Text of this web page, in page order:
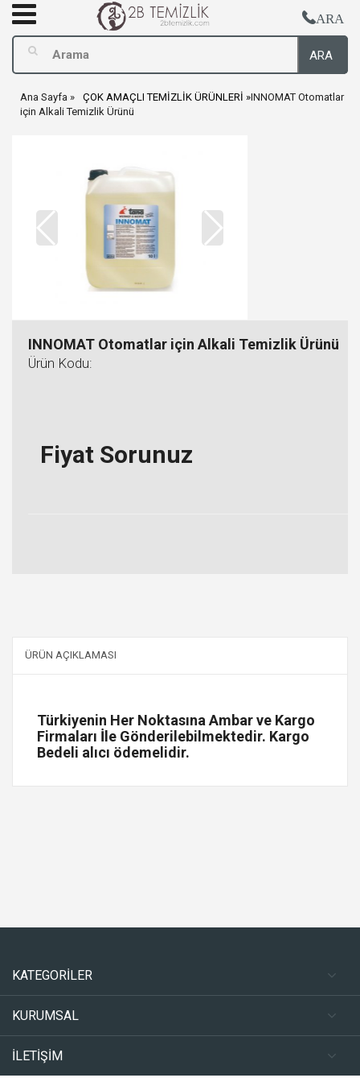
ARA
ARA
Ana Sayfa ÇOK AMAÇLI TEMİZLİK ÜRÜNLERİ
INNOMAT Otomatlar
için Alkali Temizlik Ürünü
INNOMAT Otomatlar için Alkali Temizlik Ürünü
Ürün Kodu:
Fiyat Sorunuz
ÜRÜN AÇIKLAMASI
Türkiyenin Her Noktasına Ambar ve Kargo
Firmaları İle Gönderilebilmektedir. Kargo
Bedeli alıcı ödemelidir.
KATEGORİLER
KURUMSAL
İLETİŞİM